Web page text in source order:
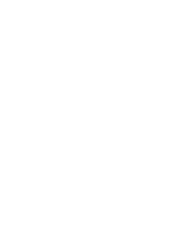
オープン例会『挑戦のすゝめ ～子ど